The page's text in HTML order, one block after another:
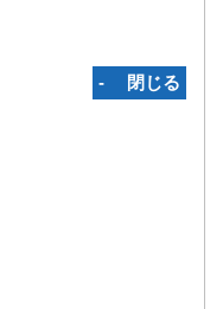
‐ 閉じる